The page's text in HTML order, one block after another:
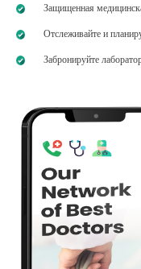
Защищенная
Отслеживайте и
Забронируйте